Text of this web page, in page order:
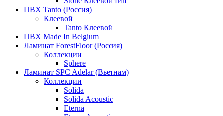
ПВХ Tanto (Россия)
Клеевой
Tanto Клеевой
ПВХ Made In Belgium
Ламинат ForestFloor (Россия)
Коллекции
Sphere
Ламинат SPC Adelar (Вьетнам)
Коллекции
Solida
Solida Acoustic
Eterna